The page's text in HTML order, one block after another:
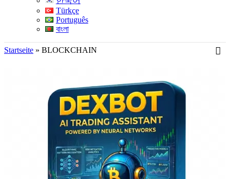
Türkçe
Português
বাংলা
Startseite » BLOCKCHAIN